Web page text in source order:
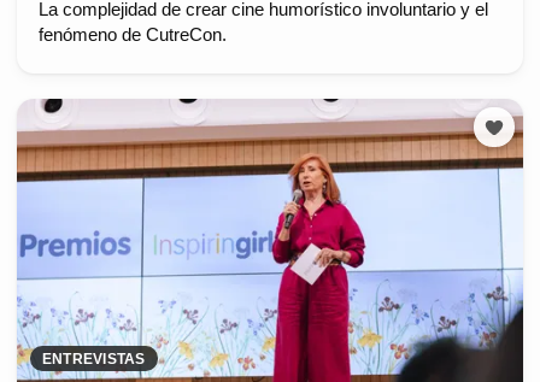
La complejidad de crear cine humorístico involuntario y el
fenómeno de CutreCon.
ENTREVISTAS